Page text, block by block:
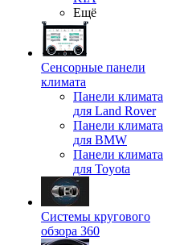
Ещё
Сенсорные панели
климата
Панели климата
для Land Rover
Панели климата
для BMW
Панели климата
для Toyota
Системы кругового
обзора 360